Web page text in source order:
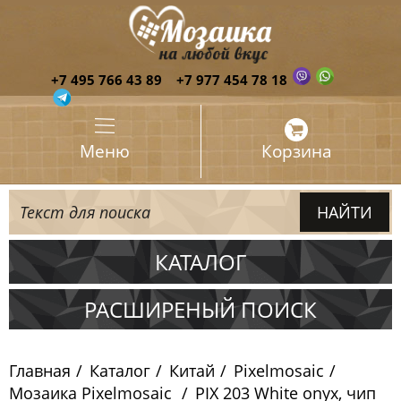
+7 495 766 43 89 +7 977 454 78 18
Меню Корзина
КАТАЛОГ
Испания
Китай
РАСШИРЕНЫЙ ПОИСК
Главная Каталог Китай
Pixelmosaic
Мозаика Pixelmosaic
PIX 203 White onyx, чип